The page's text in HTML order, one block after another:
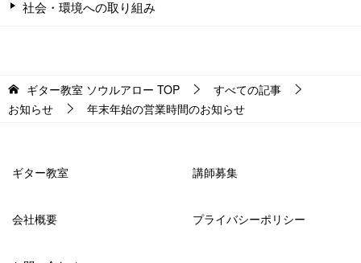
社会・環境への取り組み
ギター教室 ソウルアロー TOP
すべての記事
お知らせ
年末年始の営業時間のお知らせ
ギター教室 講師募集
会社概要 プライバシーポリシー